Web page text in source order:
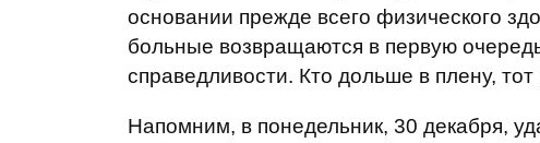
основании прежде всего физического
больные возвращаются в первую
справедливости. Кто дольше в плену,
Напомним, в понедельник, 30 декабря,